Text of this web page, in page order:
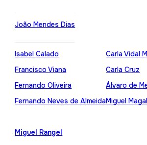
João Mendes Dias
Isabel Calado
Francisco Viana
Fernando Oliveira
Fernando Neves de Almeida
Carla Vidal
Carla Cruz
Álvaro de
Miguel
Miguel Rangel